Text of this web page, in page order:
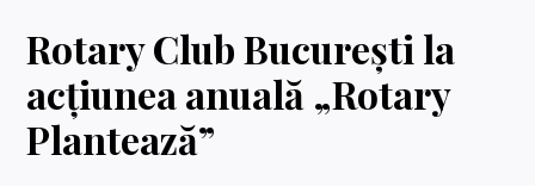
Rotary Club București la
acțiunea anuală „Rotary
Plantează”